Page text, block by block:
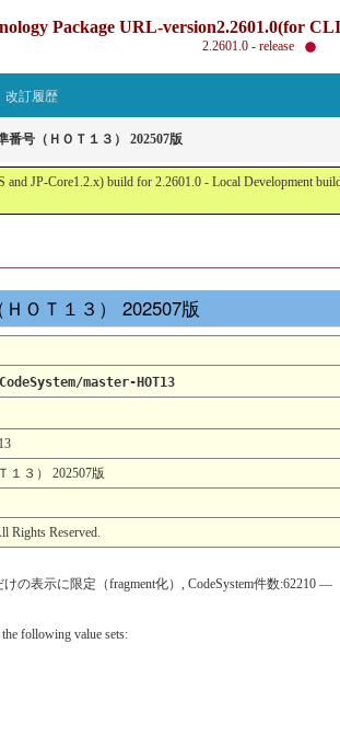
Package URL-version2.2601.0(for
2.2601.0 - release
改訂履歴
番号（ＨＯＴ１３） 202507版
JP-Core1.2.x) build for 2.2601.0 - Local Development
ＯＴ１３） 202507版
master-HOT13
１３） 202507版
Reserved.
表示に限定（fragment化）, CodeSystem件数:62210 —
following value sets: